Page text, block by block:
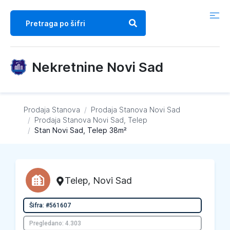
Nekretnine Novi Sad
Prodaja Stanova / Prodaja Stanova Novi Sad
/ Prodaja Stanova Novi Sad, Telep
/ Stan Novi Sad, Telep 38m²
Telep, Novi Sad
Šifra: #561607
Pregledano: 4.303